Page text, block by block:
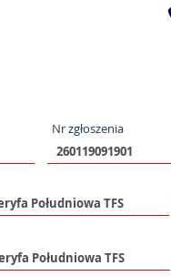
Nr zgłoszenia